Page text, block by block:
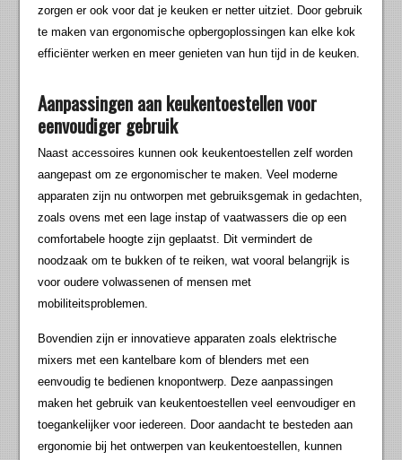
zorgen er ook voor dat je keuken er netter uitziet. Door gebruik
te maken van ergonomische opbergoplossingen kan elke kok
efficiënter werken en meer genieten van hun tijd in de keuken.
Aanpassingen aan keukentoestellen voor
eenvoudiger gebruik
Naast accessoires kunnen ook keukentoestellen zelf worden
aangepast om ze ergonomischer te maken. Veel moderne
apparaten zijn nu ontworpen met gebruiksgemak in gedachten,
zoals ovens met een lage instap of vaatwassers die op een
comfortabele hoogte zijn geplaatst. Dit vermindert de
noodzaak om te bukken of te reiken, wat vooral belangrijk is
voor oudere volwassenen of mensen met
mobiliteitsproblemen.
Bovendien zijn er innovatieve apparaten zoals elektrische
mixers met een kantelbare kom of blenders met een
eenvoudig te bedienen knopontwerp. Deze aanpassingen
maken het gebruik van keukentoestellen veel eenvoudiger en
toegankelijker voor iedereen. Door aandacht te besteden aan
ergonomie bij het ontwerpen van keukentoestellen, kunnen